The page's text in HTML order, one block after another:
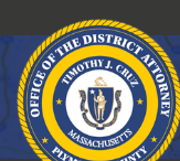
prie
turinio